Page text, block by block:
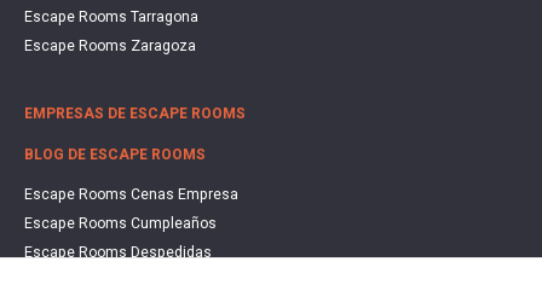
Escape Rooms Tarragona
Escape Rooms Zaragoza
EMPRESAS DE ESCAPE ROOMS
BLOG DE ESCAPE ROOMS
Escape Rooms Cenas Empresa
Escape Rooms Cumpleaños
Escape Rooms Despedidas